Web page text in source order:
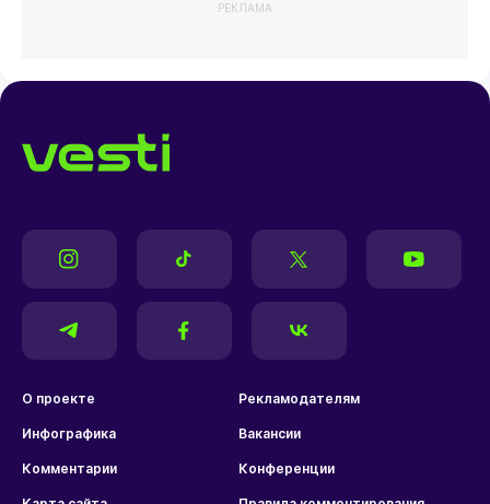
РЕКЛАМА
О проекте Рекламодателям
Инфографика Вакансии
Комментарии Конференции